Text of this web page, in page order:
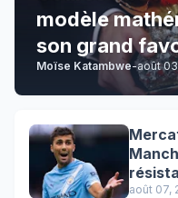
modèle
son grand
Moïse Katambwe-août
août 07,